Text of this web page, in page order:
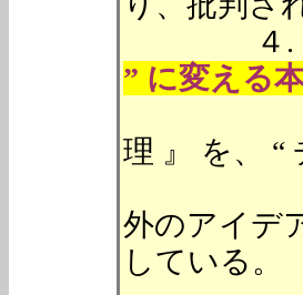
４
” に変える
見逃さ
理 』 を、 “
また、“
外のアイデ
している。